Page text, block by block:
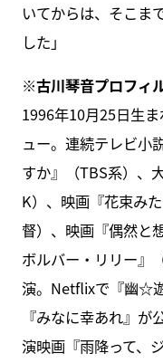
いてからは、そこま
した」
※古川琴音プロフィ
1996年10月25日生
ュー。連続テレビ小
すか』（TBS系）、
K）、映画『花束み
督）、映画『偶然と
ボルバー・リリー』
演。Netflixで『幽☆
『みなに幸あれ』
演映画『雨降って、